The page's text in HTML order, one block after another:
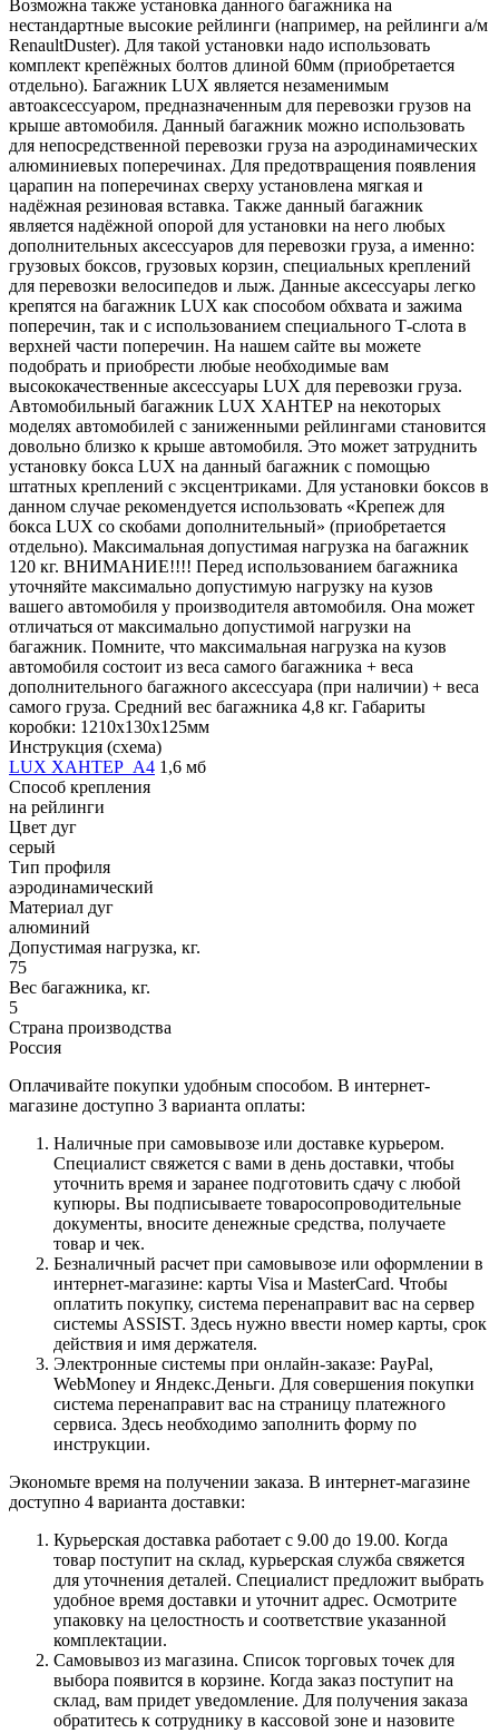
Возможна также установка данного багажника на
нестандартные высокие рейлинги (например, на рейлинги а/м
RenaultDuster). Для такой установки надо использовать
комплект крепёжных болтов длиной 60мм (приобретается
отдельно). Багажник LUX является незаменимым
автоаксессуаром, предназначенным для перевозки грузов на
крыше автомобиля. Данный багажник можно использовать
для непосредственной перевозки груза на аэродинамических
алюминиевых поперечинах. Для предотвращения появления
царапин на поперечинах сверху установлена мягкая и
надёжная резиновая вставка. Также данный багажник
является надёжной опорой для установки на него любых
дополнительных аксессуаров для перевозки груза, а именно:
грузовых боксов, грузовых корзин, специальных креплений
для перевозки велосипедов и лыж. Данные аксессуары легко
крепятся на багажник LUX как способом обхвата и зажима
поперечин, так и с использованием специального Т-слота в
верхней части поперечин. На нашем сайте вы можете
подобрать и приобрести любые необходимые вам
высококачественные аксессуары LUX для перевозки груза.
Автомобильный багажник LUX ХАНТЕР на некоторых
моделях автомобилей с заниженными рейлингами становится
довольно близко к крыше автомобиля. Это может затруднить
установку бокса LUX на данный багажник с помощью
штатных креплений с эксцентриками. Для установки боксов в
данном случае рекомендуется использовать «Крепеж для
бокса LUX со скобами дополнительный» (приобретается
отдельно). Максимальная допустимая нагрузка на багажник
120 кг. ВНИМАНИЕ!!!! Перед использованием багажника
уточняйте максимально допустимую нагрузку на кузов
вашего автомобиля у производителя автомобиля. Она может
отличаться от максимально допустимой нагрузки на
багажник. Помните, что максимальная нагрузка на кузов
автомобиля состоит из веса самого багажника + веса
дополнительного багажного аксессуара (при наличии) + веса
самого груза. Средний вес багажника 4,8 кг. Габариты
коробки: 1210х130х125мм
Инструкция (схема)
LUX ХАНТЕР_A4 1,6 мб
Способ крепления
на рейлинги
Цвет дуг
серый
Тип профиля
аэродинамический
Материал дуг
алюминий
Допустимая нагрузка, кг.
75
Вес багажника, кг.
5
Страна производства
Россия
Оплачивайте покупки удобным способом. В интернет-
магазине доступно 3 варианта оплаты:
Наличные при самовывозе или доставке курьером.
Специалист свяжется с вами в день доставки, чтобы
уточнить время и заранее подготовить сдачу с любой
купюры. Вы подписываете товаросопроводительные
документы, вносите денежные средства, получаете
товар и чек.
Безналичный расчет при самовывозе или оформлении в
интернет-магазине: карты Visa и MasterCard. Чтобы
оплатить покупку, система перенаправит вас на сервер
системы ASSIST. Здесь нужно ввести номер карты, срок
действия и имя держателя.
Электронные системы при онлайн-заказе: PayPal,
WebMoney и Яндекс.Деньги. Для совершения покупки
система перенаправит вас на страницу платежного
сервиса. Здесь необходимо заполнить форму по
инструкции.
Экономьте время на получении заказа. В интернет-магазине
доступно 4 варианта доставки:
Курьерская доставка работает с 9.00 до 19.00. Когда
товар поступит на склад, курьерская служба свяжется
для уточнения деталей. Специалист предложит выбрать
удобное время доставки и уточнит адрес. Осмотрите
упаковку на целостность и соответствие указанной
комплектации.
Самовывоз из магазина. Список торговых точек для
выбора появится в корзине. Когда заказ поступит на
склад, вам придет уведомление. Для получения заказа
обратитесь к сотруднику в кассовой зоне и назовите